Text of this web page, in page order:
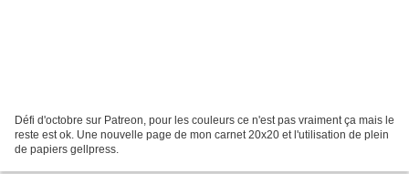
Défi d'octobre sur Patreon, pour les couleurs ce n'est pas vraiment ça mais le
reste est ok. Une nouvelle page de mon carnet 20x20 et l'utilisation de plein
de papiers gellpress.